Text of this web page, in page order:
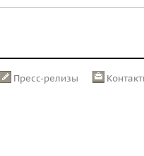
Пресс-релизы